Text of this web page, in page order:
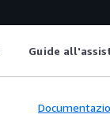
Guide